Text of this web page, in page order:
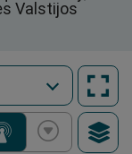
Valstijos